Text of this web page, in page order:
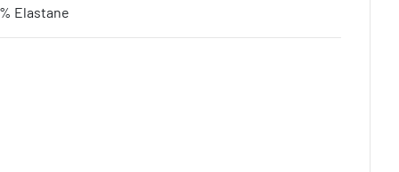
Elastane